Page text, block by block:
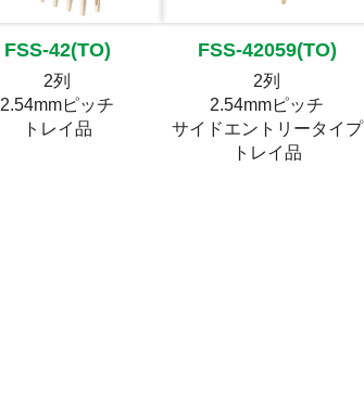
FSS-42(TO)
2列
2.54mmピッチ
トレイ品
FSS-42059(TO)
2列
2.54mmピッチ
サイドエントリータイプ
トレイ品